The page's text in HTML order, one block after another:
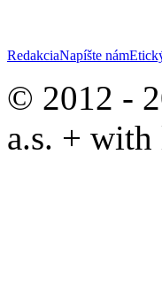
RedakciaNapíšte nám
© 2012 -
a.s. +